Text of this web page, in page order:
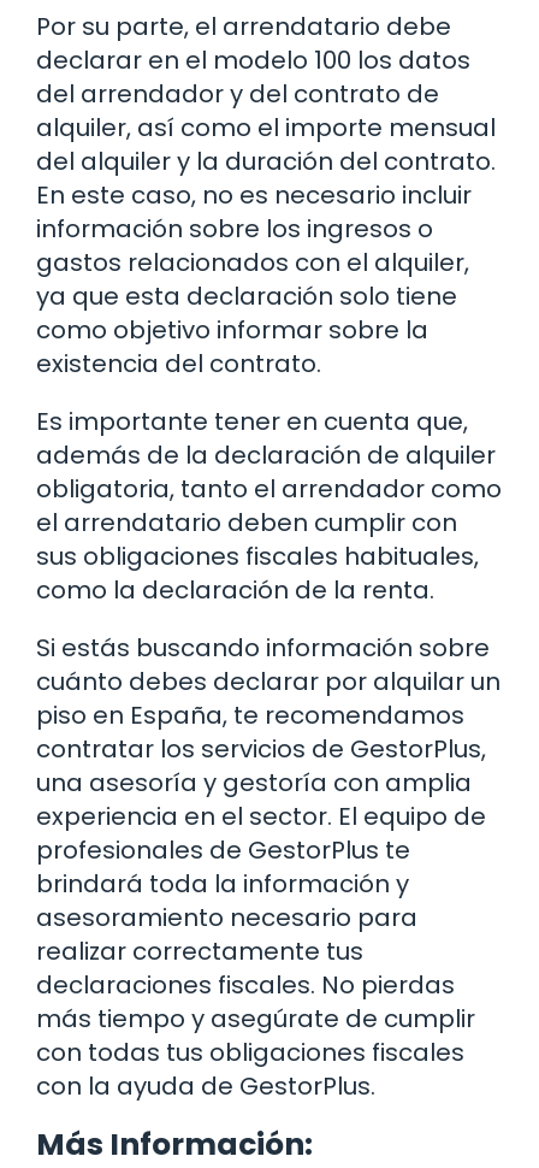
Por su parte, el arrendatario debe
declarar en el modelo 100 los datos
del arrendador y del contrato de
alquiler, así como el importe mensual
del alquiler y la duración del contrato.
En este caso, no es necesario incluir
información sobre los ingresos o
gastos relacionados con el alquiler,
ya que esta declaración solo tiene
como objetivo informar sobre la
existencia del contrato.
Es importante tener en cuenta que,
además de la declaración de alquiler
obligatoria, tanto el arrendador como
el arrendatario deben cumplir con
sus obligaciones fiscales habituales,
como la declaración de la renta.
Si estás buscando información sobre
cuánto debes declarar por alquilar un
piso en España, te recomendamos
contratar los servicios de GestorPlus,
una asesoría y gestoría con amplia
experiencia en el sector. El equipo de
profesionales de GestorPlus te
brindará toda la información y
asesoramiento necesario para
realizar correctamente tus
declaraciones fiscales. No pierdas
más tiempo y asegúrate de cumplir
con todas tus obligaciones fiscales
con la ayuda de GestorPlus.
Más Información: